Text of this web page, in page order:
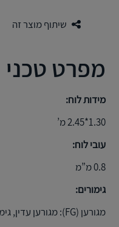
שיתוף מוצר זה
מפרט טכני
מידות לוח:
1.30*2.45 מ’
עובי לוח:
0.8 מ”מ
גימורים:
מגורען (FG): מגורען עדין, גימור גרגרי שנותן תחושה תלת מימדית לפורמייקה בגימור שיש ועץ.